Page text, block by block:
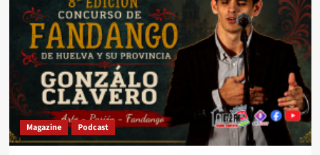
Magazine Podcast